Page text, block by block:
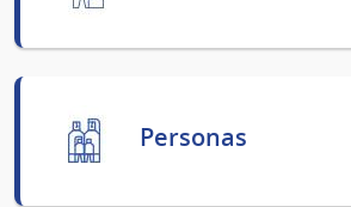
Personas